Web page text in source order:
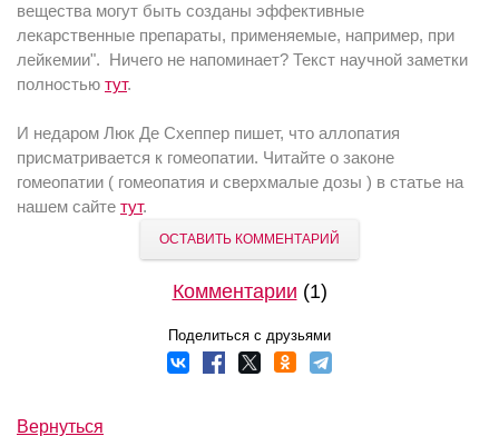
вещества могут быть созданы эффективные
лекарственные препараты, применяемые, например, при
лейкемии". Ничего не напоминает? Текст научной заметки
полностью тут.
И недаром Люк Де Схеппер пишет, что аллопатия
присматривается к гомеопатии. Читайте о законе
гомеопатии ( гомеопатия и сверхмалые дозы ) в статье на
нашем сайте тут.
ОСТАВИТЬ КОММЕНТАРИЙ
Комментарии (1)
Поделиться с друзьями
Вернуться